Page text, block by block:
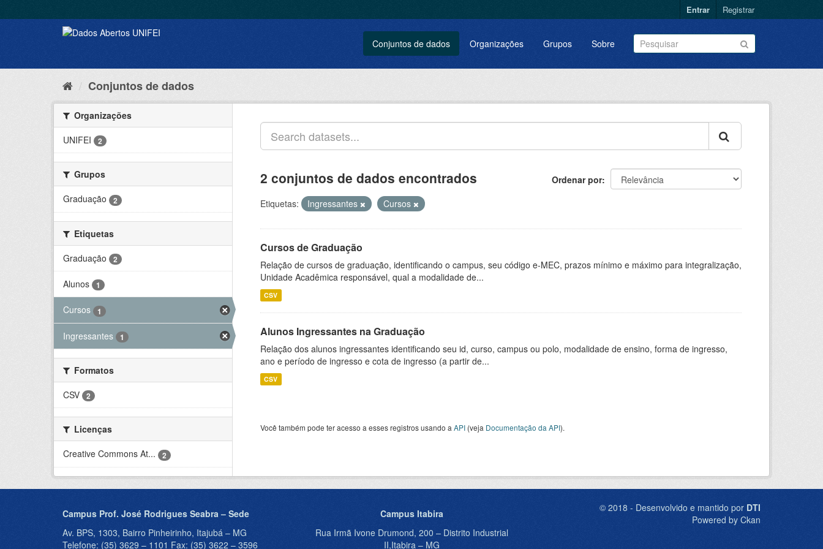
Entrar Registrar
Conjuntos de dados Organizações Grupos Sobre
Conjuntos de dados
Organizações
UNIFEI
2
Grupos
Graduação
2
Etiquetas
Graduação
2
Alunos 1
Cursos 1
Ingressantes 1
Formatos
CSV
2
Licenças
Creative Commons At...
2
Ordenar por
2 conjuntos de dados encontrados
Etiquetas: Ingressantes Cursos
Cursos de Graduação
Relação de cursos de graduação, identificando o campus, seu código e-MEC, prazos mínimo e máximo para integralização,
Unidade Acadêmica responsável, qual a modalidade de...
CSV
Alunos Ingressantes na Graduação
Relação dos alunos ingressantes identificando seu id, curso, campus ou polo, modalidade de ensino, forma de ingresso,
ano e período de ingresso e cota de ingresso (a partir de...
CSV
Você também pode ter acesso a esses registros usando a API (veja Documentação da API).
Campus Prof. José Rodrigues Seabra – Sede
Av. BPS, 1303, Bairro Pinheirinho, Itajubá – MG
Telefone: (35) 3629 – 1101 Fax: (35) 3622 – 3596
Campus Itabira
Rua Irmã Ivone Drumond, 200 – Distrito Industrial
II,Itabira – MG
© 2018 - Desenvolvido e mantido por DTI
Powered by Ckan